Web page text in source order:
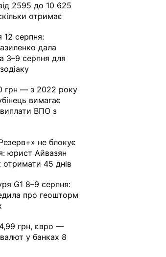
2595 до 10 625
отримає
12 серпня:
дала
3–9 серпня для
грн — з 2022 року
вимагає
ВПО з
не блокує
юрист Айвазян
отримати 45 днів
G1 8–9 серпня:
про геошторм
грн, євро —
у банках 8